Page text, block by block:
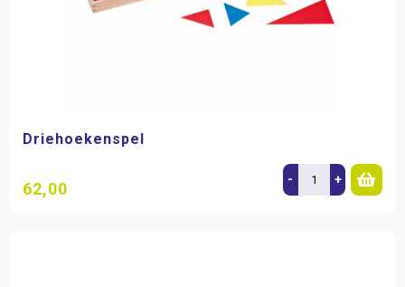
Driehoekenspel
62,00 - +